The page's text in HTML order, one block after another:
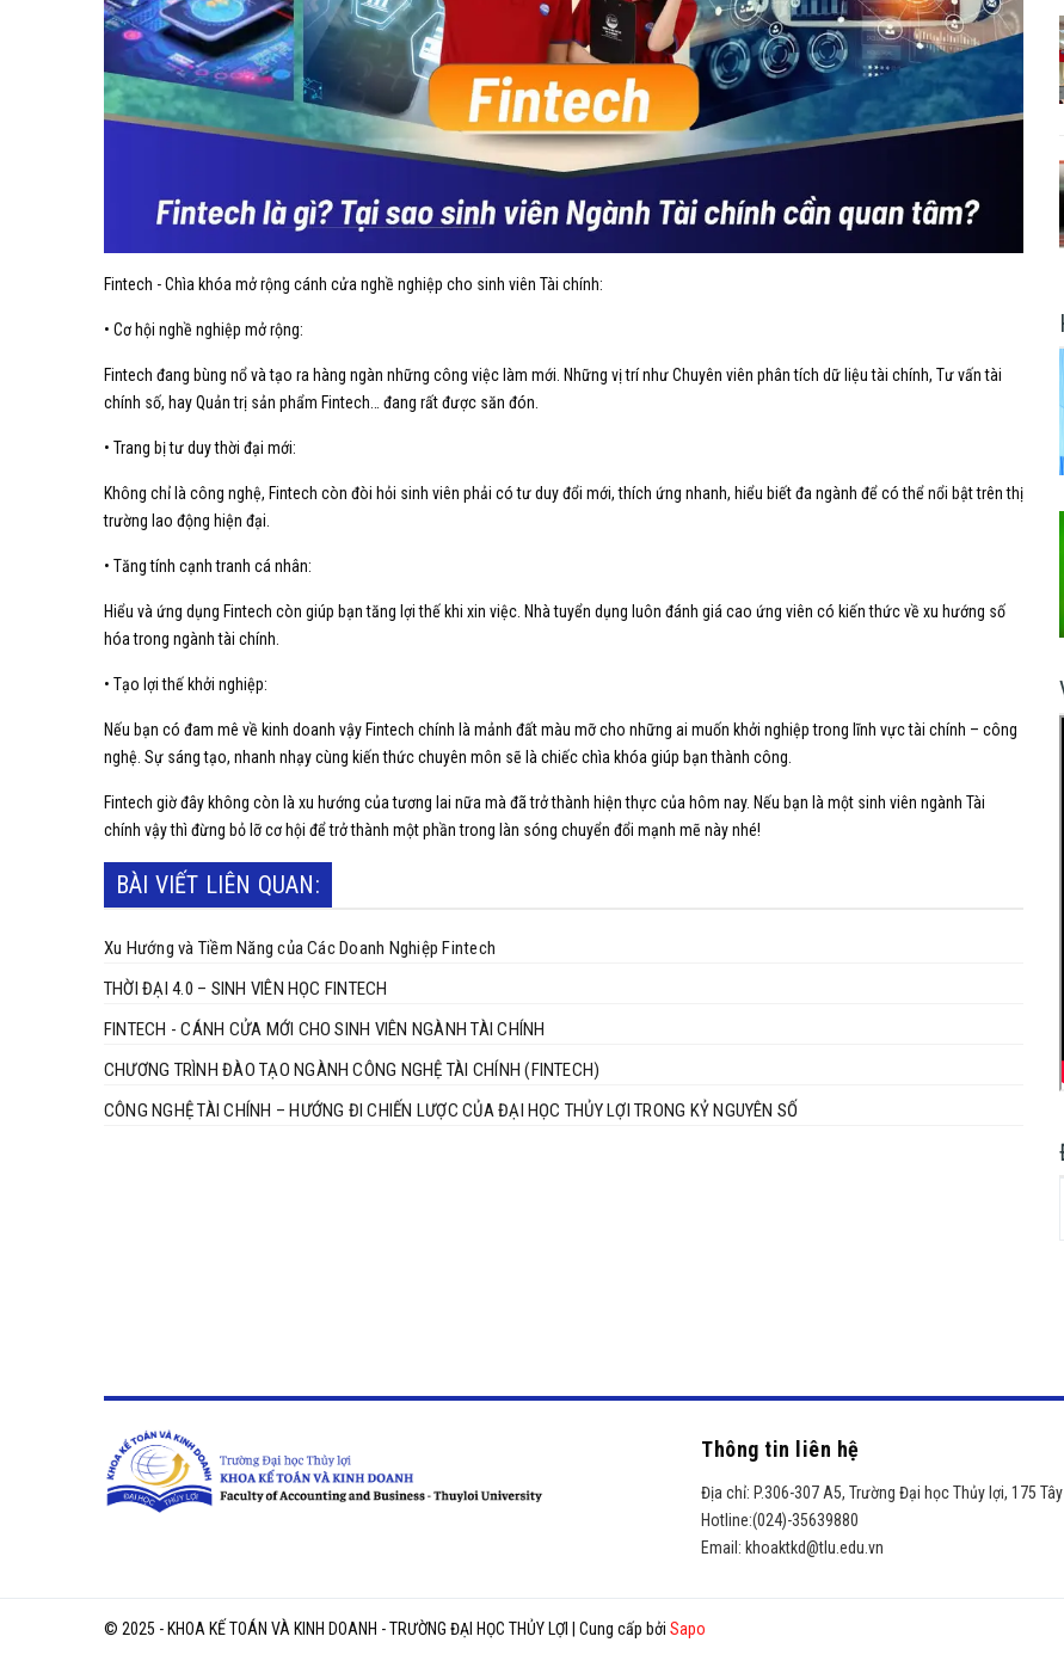
Fintech - Chìa khóa mở rộng cánh cửa nghề nghiệp cho sinh viên Tài chính:
• Cơ hội nghề nghiệp mở rộng:
Fintech đang bùng nổ và tạo ra hàng ngàn những công việc làm mới. Những vị trí như Chuyên viên phân tích dữ liệu tài chính, Tư vấn tài
chính số, hay Quản trị sản phẩm Fintech… đang rất được săn đón.
• Trang bị tư duy thời đại mới:
Không chỉ là công nghệ, Fintech còn đòi hỏi sinh viên phải có tư duy đổi mới, thích ứng nhanh, hiểu biết đa ngành để có thể nổi bật trên thị
trường lao động hiện đại.
• Tăng tính cạnh tranh cá nhân:
Hiểu và ứng dụng Fintech còn giúp bạn tăng lợi thế khi xin việc. Nhà tuyển dụng luôn đánh giá cao ứng viên có kiến thức về xu hướng số
hóa trong ngành tài chính.
• Tạo lợi thế khởi nghiệp:
Nếu bạn có đam mê về kinh doanh vậy Fintech chính là mảnh đất màu mỡ cho những ai muốn khởi nghiệp trong lĩnh vực tài chính – công
nghệ. Sự sáng tạo, nhanh nhạy cùng kiến thức chuyên môn sẽ là chiếc chìa khóa giúp bạn thành công.
Fintech giờ đây không còn là xu hướng của tương lai nữa mà đã trở thành hiện thực của hôm nay. Nếu bạn là một sinh viên ngành Tài
chính vậy thì đừng bỏ lỡ cơ hội để trở thành một phần trong làn sóng chuyển đổi mạnh mẽ này nhé!
BÀI VIẾT LIÊN QUAN:
Xu Hướng và Tiềm Năng của Các Doanh Nghiệp Fintech
THỜI ĐẠI 4.0 – SINH VIÊN HỌC FINTECH
FINTECH - CÁNH CỬA MỚI CHO SINH VIÊN NGÀNH TÀI CHÍNH
CHƯƠNG TRÌNH ĐÀO TẠO NGÀNH CÔNG NGHỆ TÀI CHÍNH (FINTECH)
CÔNG NGHỆ TÀI CHÍNH – HƯỚNG ĐI CHIẾN LƯỢC CỦA ĐẠI HỌC THỦY LỢI TRONG KỶ NGUYÊN SỐ
Thông tin liên hệ
Địa chỉ: P.306-307 A5, Trường Đại học Thủy lợi, 175
Hotline:(024)-35639880
Email: khoaktkd@tlu.edu.vn
© 2025 - KHOA KẾ TOÁN VÀ KINH DOANH - TRƯỜNG ĐẠI HỌC THỦY LỢI Cung cấp bởi Sapo